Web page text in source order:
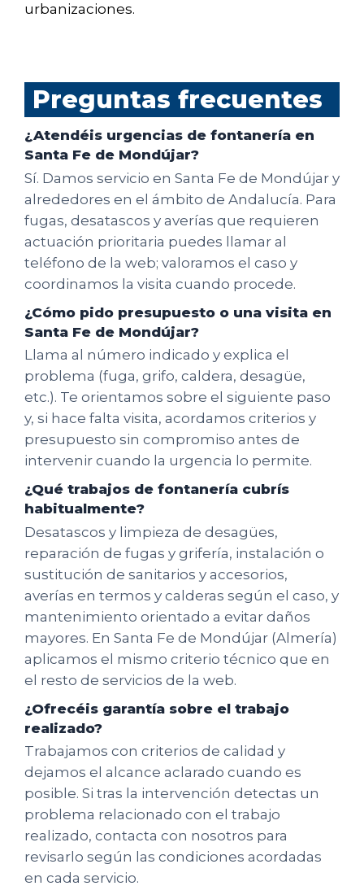
urbanizaciones.
Preguntas frecuentes
¿Atendéis urgencias de fontanería en
Santa Fe de Mondújar?
Sí. Damos servicio en Santa Fe de Mondújar y
alrededores en el ámbito de Andalucía. Para
fugas, desatascos y averías que requieren
actuación prioritaria puedes llamar al
teléfono de la web; valoramos el caso y
coordinamos la visita cuando procede.
¿Cómo pido presupuesto o una visita en
Santa Fe de Mondújar?
Llama al número indicado y explica el
problema (fuga, grifo, caldera, desagüe,
etc.). Te orientamos sobre el siguiente paso
y, si hace falta visita, acordamos criterios y
presupuesto sin compromiso antes de
intervenir cuando la urgencia lo permite.
¿Qué trabajos de fontanería cubrís
habitualmente?
Desatascos y limpieza de desagües,
reparación de fugas y grifería, instalación o
sustitución de sanitarios y accesorios,
averías en termos y calderas según el caso, y
mantenimiento orientado a evitar daños
mayores. En Santa Fe de Mondújar (Almería)
aplicamos el mismo criterio técnico que en
el resto de servicios de la web.
¿Ofrecéis garantía sobre el trabajo
realizado?
Trabajamos con criterios de calidad y
dejamos el alcance aclarado cuando es
posible. Si tras la intervención detectas un
problema relacionado con el trabajo
realizado, contacta con nosotros para
revisarlo según las condiciones acordadas
en cada servicio.